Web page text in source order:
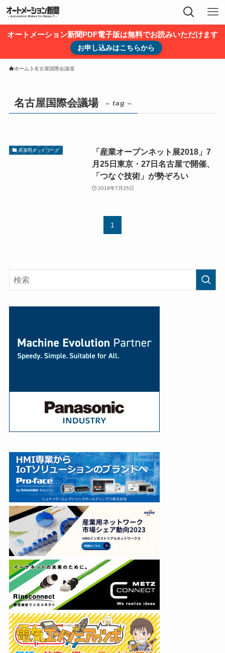
オートメーション新聞PDF電子版は無料でお読みいただけます
お申し込みはこちらから
ホーム 名古屋国際会議場
名古屋国際会議場 – tag –
産業用ネットワーク
「産業オープンネット展2018」7
月25日東京・27日名古屋で開催、
「つなぐ技術」が勢ぞろい
2018年7月25日
1